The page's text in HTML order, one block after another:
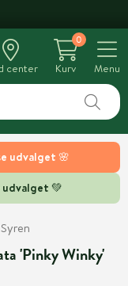
udvalget 🌸
💚
center
0
Kurv
Menu
Syren
'Pinky Winky'